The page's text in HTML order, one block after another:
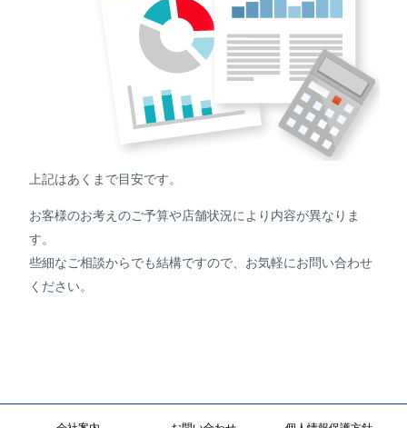
上記はあくまで目安です。
お客様のお考えのご予算や店舗状況により内容が異なりま
す。
些細なご相談からでも結構ですので、お気軽にお問い合わせ
ください。